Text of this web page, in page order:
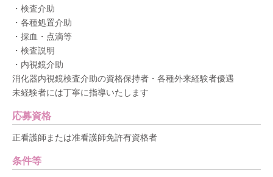
・検査介助
・各種処置介助
・採血・点滴等
・検査説明
・内視鏡介助
消化器内視鏡検査介助の資格保持者・各種外来経験者優遇
未経験者には丁寧に指導いたします
応募資格
正看護師または准看護師免許有資格者
条件等